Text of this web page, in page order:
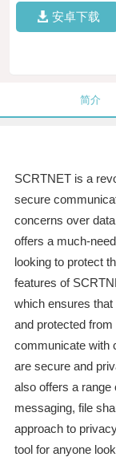
安卓下载
简介
SCRTNET is a
secure
concerns over
offers a much-
looking to protect
features of
which ensures
and protected
communicate with
are secure and
also offers a
messaging, file
approach to
tool for anyone